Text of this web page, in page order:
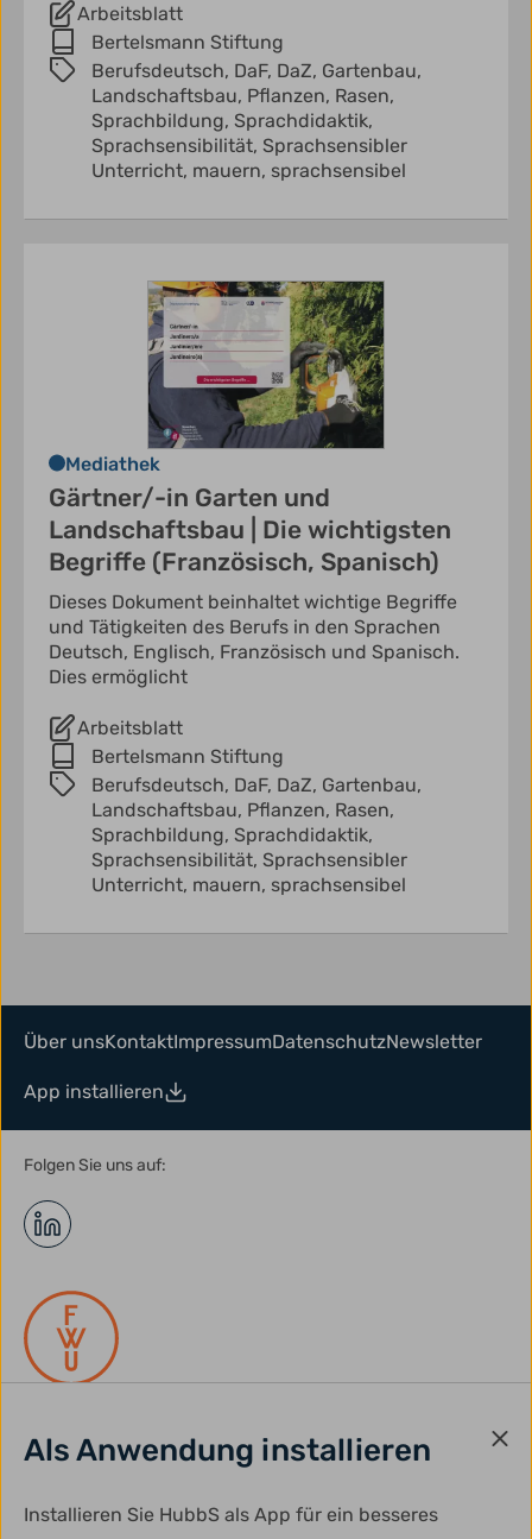
Arbeitsblatt
Bertelsmann Stiftung
Berufsdeutsch, DaF, DaZ, Gartenbau,
Landschaftsbau, Pflanzen, Rasen,
Sprachbildung, Sprachdidaktik,
Sprachsensibilität, Sprachsensibler
Unterricht, mauern, sprachsensibel
Mediathek
Gärtner/-in Garten und
Landschaftsbau | Die wichtigsten
Begriffe (Französisch, Spanisch)
Dieses Dokument beinhaltet wichtige Begriffe
und Tätigkeiten des Berufs in den Sprachen
Deutsch, Englisch, Französisch und Spanisch.
Dies ermöglicht
Arbeitsblatt
Bertelsmann Stiftung
Berufsdeutsch, DaF, DaZ, Gartenbau,
Landschaftsbau, Pflanzen, Rasen,
Sprachbildung, Sprachdidaktik,
Sprachsensibilität, Sprachsensibler
Unterricht, mauern, sprachsensibel
Als Anwendung installieren
Installieren Sie HubbS als App für ein besseres
Über unsKontaktImpressumDatenschutzNewsletter
App installieren
Folgen Sie uns auf:
gefördert durch: